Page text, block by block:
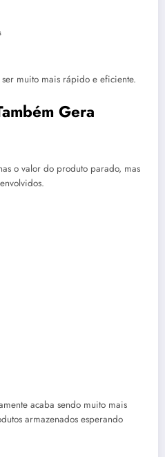
muito mais rápido e eficiente.
Gera
o valor do produto parado, mas
acaba sendo muito mais
armazenados esperando